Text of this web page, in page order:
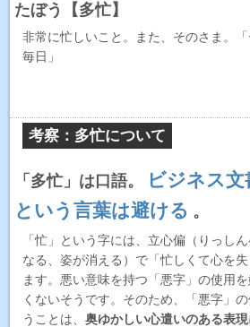
たぼう【多忙】
非常に忙しいこと。また、そのさま。
毎日」
考察：多忙について
「多忙」は口語。
ビジネス文
という言葉は避ける 。
「忙」という字には、立心偏（りっし
なる、姿が消える）で「忙しくて心を
ます。悪い意味を持つ「悪字」の使用
くないそうです。そのため、「悪字」
うことは、奥ゆかしい心遣いのある表現